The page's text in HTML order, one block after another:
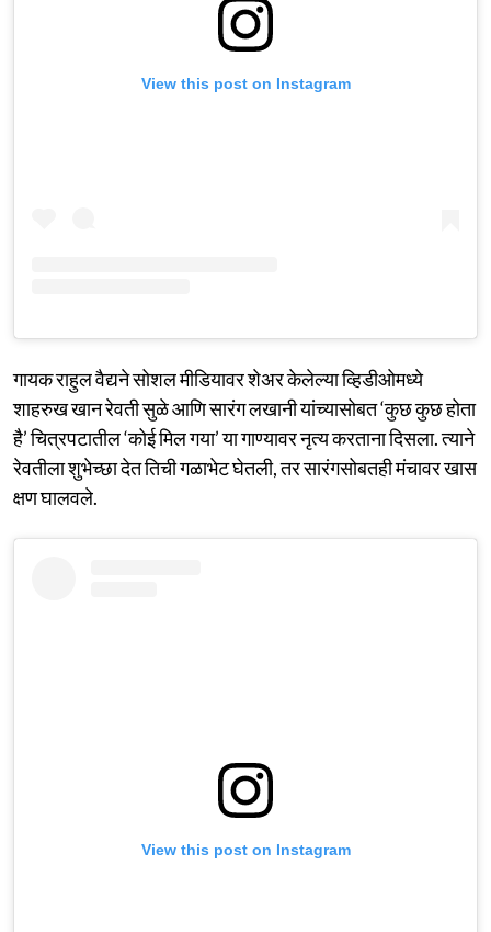
View this post on Instagram
गायक राहुल वैद्यने सोशल मीडियावर शेअर केलेल्या व्हिडीओमध्ये
शाहरुख खान रेवती सुळे आणि सारंग लखानी यांच्यासोबत ‘कुछ कुछ होता
है’ चित्रपटातील ‘कोई मिल गया’ या गाण्यावर नृत्य करताना दिसला. त्याने
रेवतीला शुभेच्छा देत तिची गळाभेट घेतली, तर सारंगसोबतही मंचावर खास
क्षण घालवले.
View this post on Instagram